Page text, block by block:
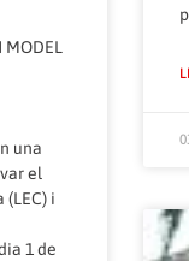
MODEL
una
el
i
1 de